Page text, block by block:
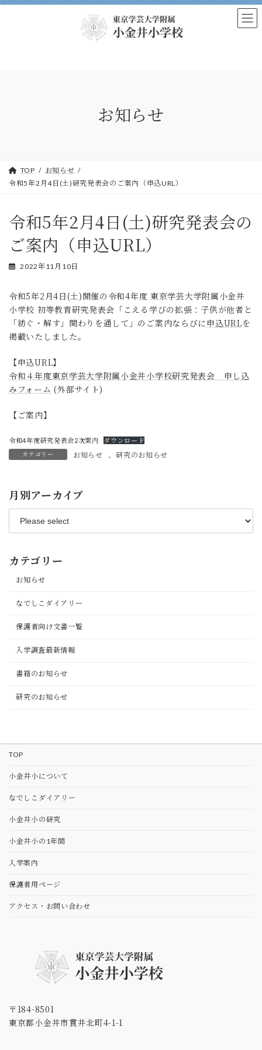
Skip
Skip
お知らせ
TOP
お知らせ
令和5年2月4日(土)研究発表会のご案内（申込URL）
令和5年2月4日(土)研究発表会の
ご案内（申込URL）
2022年11月10日
令和5年2月4日(土)開催の令和4年度 東京学芸大学附属小金井
小学校 初等教育研究発表会「こえる学びの拡張：子供が他者と
「紡ぐ・解す」関わりを通して」のご案内ならびに申込URLを
掲載いたしました。
【申込URL】
令和４年度東京学芸大学附属小金井小学校研究発表会 申し込
みフォーム (外部サイト)
【ご案内】
令和4年度研究発表会2次案内 ダウンロード
カテゴリー お知らせ 、研究のお知らせ
月別アーカイブ
カテゴリー
お知らせ
なでしこダイアリー
保護者向け文書一覧
入学調査最新情報
書籍のお知らせ
研究のお知らせ
TOP
⼩⾦井⼩について
なでしこダイアリー
⼩⾦井⼩の研究
⼩⾦井⼩の1年間
⼊学案内
保護者用ページ
アクセス・お問い合わせ
〒184-8501
東京都小金井市貫井北町4-1-1